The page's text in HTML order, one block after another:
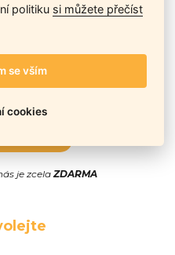
je zcelaZDARMA
politiku si můžete přečíst
se vším
cookies